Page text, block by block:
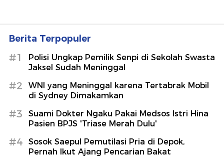
Berita Terpopuler
#1
Polisi Ungkap Pemilik Senpi di Sekolah Swasta
Jaksel Sudah Meninggal
#2
WNI yang Meninggal karena Tertabrak Mobil
di Sydney Dimakamkan
#3
Suami Dokter Ngaku Pakai Medsos Istri Hina
Pasien BPJS 'Triase Merah Dulu'
#4
Sosok Saepul Pemutilasi Pria di Depok,
Pernah Ikut Ajang Pencarian Bakat